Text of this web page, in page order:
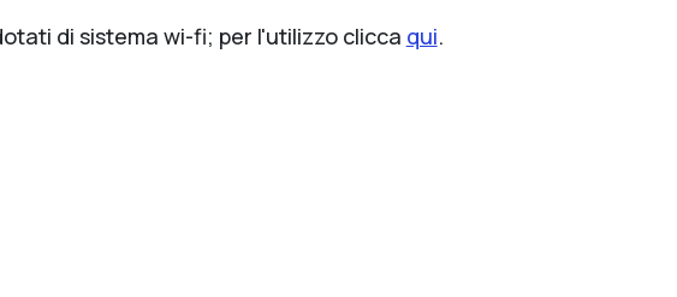
di sistema wi-fi; per l'utilizzo clicca qui.